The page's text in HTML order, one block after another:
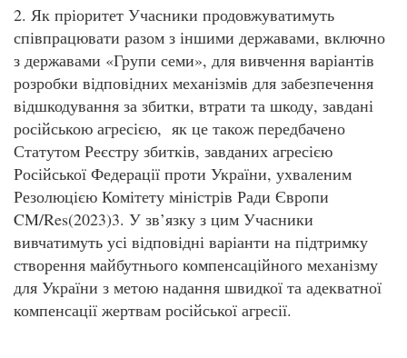
2. Як пріоритет Учасники продовжуватимуть
співпрацювати разом з іншими державами, включно
з державами «Групи семи», для вивчення варіантів
розробки відповідних механізмів для забезпечення
відшкодування за збитки, втрати та шкоду, завдані
російською агресією, як це також передбачено
Статутом Реєстру збитків, завданих агресією
Російської Федерації проти України, ухваленим
Резолюцією Комітету міністрів Ради Європи
CM/Res(2023)3. У зв’язку з цим Учасники
вивчатимуть усі відповідні варіанти на підтримку
створення майбутнього компенсаційного механізму
для України з метою надання швидкої та адекватної
компенсації жертвам російської агресії.